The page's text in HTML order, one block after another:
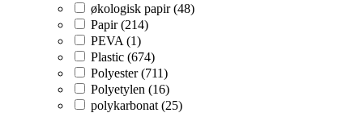
økologisk papir (48)
Papir (214)
PEVA (1)
Plastic (674)
Polyester (711)
Polyetylen (16)
polykarbonat (25)